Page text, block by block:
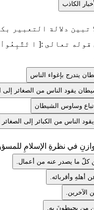
الكاذب
تبين دلالة التعبير
قوله تعالى :[ ا تَتَّبِعُواْ
يتدرج بإغواء الناس
يقود الناس من الصغائر إلى
وساوس الشيطان
الناس من الكبائر إلى الصغائر
في نظرةِ الإسلامِ
ما يصدر عنه من أعمال.
وأقربائه.
من يحيطونَ بهِ.